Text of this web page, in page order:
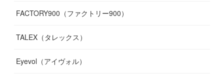
FACTORY900（ファクトリー900）
TALEX（タレックス）
Eyevol（アイヴォル）